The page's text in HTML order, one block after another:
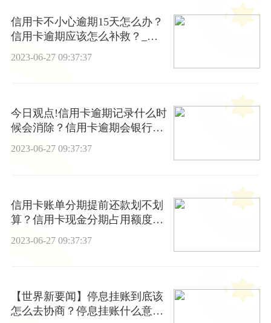
信用卡不小心逾期15天怎么办？
信用卡逾期应该怎么补救？_天
2023-06-27 09:37:37
今日观点!信用卡逾期记录什么时
候会消除？信用卡逾期会银行卡
会被冻结吗？
2023-06-27 09:37:37
信用卡账单分期提前还款划不划
算？信用卡现金分期占用额度
2023-06-27 09:37:37
【世界新要闻】停息挂账到底该
怎么去协商？停息挂账什么意